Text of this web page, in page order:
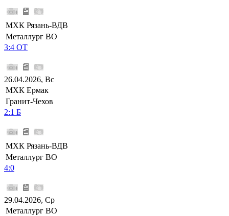
МХК Рязань-ВДВ
Металлург ВО
3:4 ОТ
26.04.2026, Вс
МХК Ермак
Гранит-Чехов
2:1 Б
МХК Рязань-ВДВ
Металлург ВО
4:0
29.04.2026, Ср
Металлург ВО